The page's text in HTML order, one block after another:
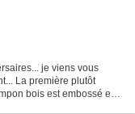
je viens vous
La première plutôt
bois est embossé en